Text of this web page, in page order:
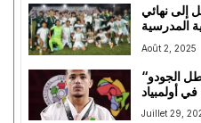
إلى نهائي
المدرسية
Août 2, 2025
“موبيليس” تشيد بموقف بطل الجودو
أولمبياد
باريس
Juillet 29,